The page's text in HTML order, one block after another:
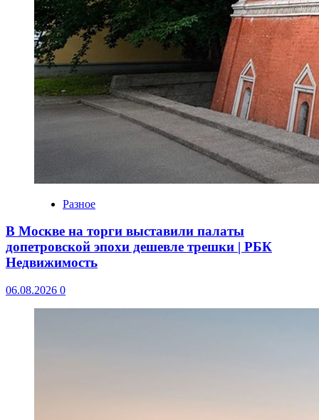
Разное
В Москве на торги выставили палаты
допетровской эпохи дешевле трешки | РБК
Недвижимость
06.08.2026 0